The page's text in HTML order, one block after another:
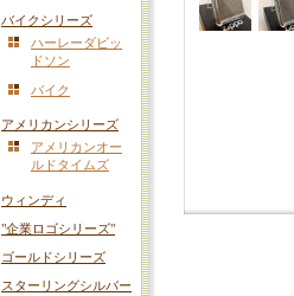
バイクシリーズ
ハーレーダビッ
ドソン
バイク
アメリカンシリーズ
アメリカンオー
ルドタイムズ
ウィンディ
"企業ロゴシリーズ"
ゴールドシリーズ
スターリングシルバー